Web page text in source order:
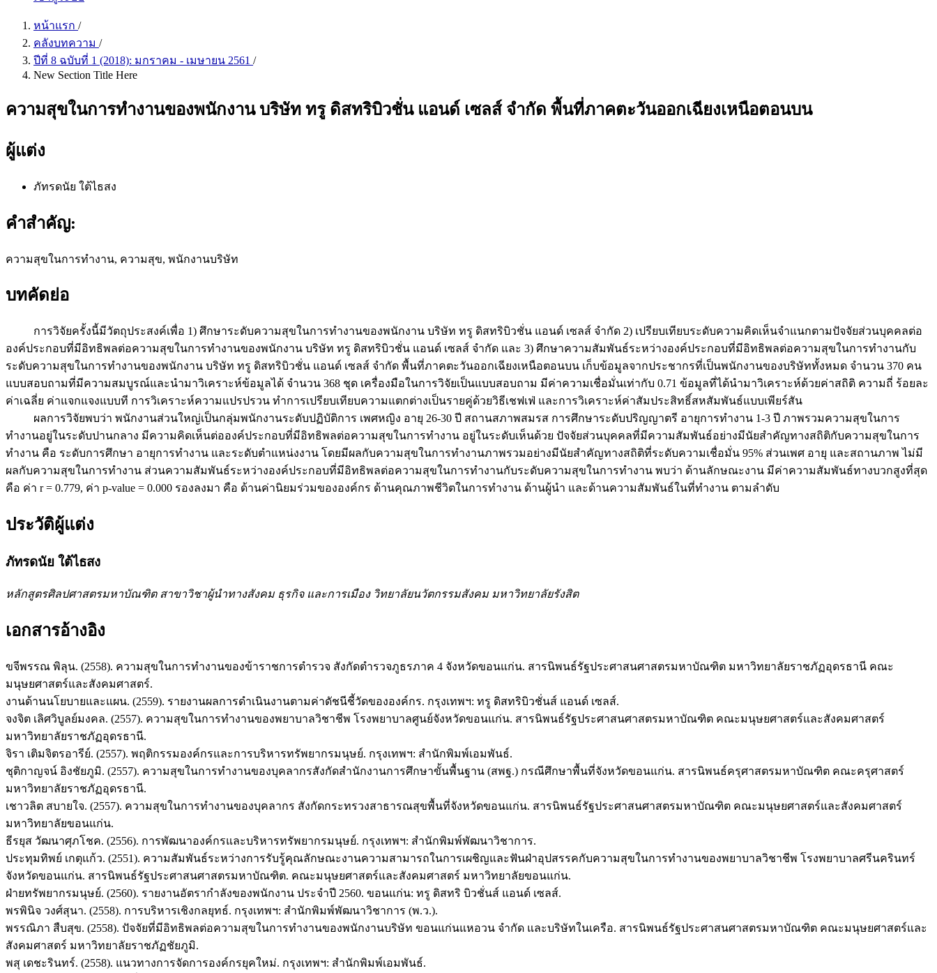
หน้าแรก /
คลังบทความ /
ปีที่ 8 ฉบับที่ 1 (2018): มกราคม - เมษายน 2561 /
New Section Title Here
ความสุขในการทำงานของพนักงาน บริษัท ทรู ดิสทริบิวชั่น แอนด์ เซลส์ จำกัด พื้นที่ภาคตะวันออกเฉียงเหนือตอนบน
ผู้แต่ง
ภัทรดนัย ใต้ไธสง
คำสำคัญ:
ความสุขในการทำงาน, ความสุข, พนักงานบริษัท
บทคัดย่อ
การวิจัยครั้งนี้มีวัตถุประสงค์เพื่อ 1) ศึกษาระดับความสุขในการทำงานของพนักงาน บริษัท ทรู ดิสทริบิวชั่น แอนด์ เซลส์ จำกัด 2) เปรียบเทียบระดับความคิดเห็นจำแนกตามปัจจัยส่วนบุคคลต่อ
องค์ประกอบที่มีอิทธิพลต่อความสุขในการทำงานของพนักงาน บริษัท ทรู ดิสทริบิวชั่น แอนด์ เซลส์ จำกัด และ 3) ศึกษาความสัมพันธ์ระหว่างองค์ประกอบที่มีอิทธิพลต่อความสุขในการทำงานกับ
ระดับความสุขในการทำงานของพนักงาน บริษัท ทรู ดิสทริบิวชั่น แอนด์ เซลส์ จำกัด พื้นที่ภาคตะวันออกเฉียงเหนือตอนบน เก็บข้อมูลจากประชากรที่เป็นพนักงานของบริษัททั้งหมด จำนวน 370 คน
แบบสอบถามที่มีความสมบูรณ์และนำมาวิเคราะห์ข้อมูลได้ จำนวน 368 ชุด เครื่องมือในการวิจัยเป็นแบบสอบถาม มีค่าความเชื่อมั่นเท่ากับ 0.71 ข้อมูลที่ได้นำมาวิเคราะห์ด้วยค่าสถิติ ความถี่ ร้อยละ
ค่าเฉลี่ย ค่าแจกแจงแบบที การวิเคราะห์ความแปรปรวน ทำการเปรียบเทียบความแตกต่างเป็นรายคู่ด้วยวิธีเชฟเฟ่ และการวิเคราะห์ค่าสัมประสิทธิ์สหสัมพันธ์แบบเพียร์สัน
ผลการวิจัยพบว่า พนักงานส่วนใหญ่เป็นกลุ่มพนักงานระดับปฏิบัติการ เพศหญิง อายุ 26-30 ปี สถานสภาพสมรส การศึกษาระดับปริญญาตรี อายุการทำงาน 1-3 ปี ภาพรวมความสุขในการ
ทำงานอยู่ในระดับปานกลาง มีความคิดเห็นต่อองค์ประกอบที่มีอิทธิพลต่อความสุขในการทำงาน อยู่ในระดับเห็นด้วย ปัจจัยส่วนบุคคลที่มีความสัมพันธ์อย่างมีนัยสำคัญทางสถิติกับความสุขในการ
ทำงาน คือ ระดับการศึกษา อายุการทำงาน และระดับตำแหน่งงาน โดยมีผลกับความสุขในการทำงานภาพรวมอย่างมีนัยสำคัญทางสถิติที่ระดับความเชื่อมั่น 95% ส่วนเพศ อายุ และสถานภาพ ไม่มี
ผลกับความสุขในการทำงาน ส่วนความสัมพันธ์ระหว่างองค์ประกอบที่มีอิทธิพลต่อความสุขในการทำงานกับระดับความสุขในการทำงาน พบว่า ด้านลักษณะงาน มีค่าความสัมพันธ์ทางบวกสูงที่สุด
คือ ค่า r = 0.779, ค่า p-value = 0.000 รองลงมา คือ ด้านค่านิยมร่วมขององค์กร ด้านคุณภาพชีวิตในการทำงาน ด้านผู้นำ และด้านความสัมพันธ์ในที่ทำงาน ตามลำดับ
ประวัติผู้แต่ง
ภัทรดนัย ใต้ไธสง
หลักสูตรศิลปศาสตรมหาบัณฑิต สาขาวิชาผู้นำทางสังคม ธุรกิจ และการเมือง วิทยาลัยนวัตกรรมสังคม มหาวิทยาลัยรังสิต
เอกสารอ้างอิง
ขจีพรรณ พิลุน. (2558). ความสุขในการทำงานของข้าราชการตำรวจ สังกัดตำรวจภูธรภาค 4 จังหวัดขอนแก่น. สารนิพนธ์รัฐประศาสนศาสตรมหาบัณฑิต มหาวิทยาลัยราชภัฏอุดรธานี คณะ
มนุษยศาสตร์และสังคมศาสตร์.
งานด้านนโยบายและแผน. (2559). รายงานผลการดำเนินงานตามค่าดัชนีชี้วัดขององค์กร. กรุงเทพฯ: ทรู ดิสทริบิวชั่นส์ แอนด์ เซลส์.
จงจิต เลิศวิบูลย์มงคล. (2557). ความสุขในการทำงานของพยาบาลวิชาชีพ โรงพยาบาลศูนย์จังหวัดขอนแก่น. สารนิพนธ์รัฐประศาสนศาสตรมหาบัณฑิต คณะมนุษยศาสตร์และสังคมศาสตร์
มหาวิทยาลัยราชภัฏอุดรธานี.
จิรา เติมจิตรอารีย์. (2557). พฤติกรรมองค์กรและการบริหารทรัพยากรมนุษย์. กรุงเทพฯ: สำนักพิมพ์เอมพันธ์.
ชุติกาญจน์ อิงชัยภูมิ. (2557). ความสุขในการทำงานของบุคลากรสังกัดสำนักงานการศึกษาขั้นพื้นฐาน (สพฐ.) กรณีศึกษาพื้นที่จังหวัดขอนแก่น. สารนิพนธ์ครุศาสตรมหาบัณฑิต คณะครุศาสตร์
มหาวิทยาลัยราชภัฏอุดรธานี.
เชาวลิต สบายใจ. (2557). ความสุขในการทำงานของบุคลากร สังกัดกระทรวงสาธารณสุขพื้นที่จังหวัดขอนแก่น. สารนิพนธ์รัฐประศาสนศาสตรมหาบัณฑิต คณะมนุษยศาสตร์และสังคมศาสตร์
มหาวิทยาลัยขอนแก่น.
ธีรยุส วัฒนาศุภโชค. (2556). การพัฒนาองค์กรและบริหารทรัพยากรมนุษย์. กรุงเทพฯ: สำนักพิมพ์พัฒนาวิชาการ.
ประทุมทิพย์ เกตุแก้ว. (2551). ความสัมพันธ์ระหว่างการรับรู้คุณลักษณะงานความสามารถในการเผชิญและฟันฝ่าอุปสรรคกับความสุขในการทำงานของพยาบาลวิชาชีพ โรงพยาบาลศรีนครินทร์
จังหวัดขอนแก่น. สารนิพนธ์รัฐประศาสนศาสตรมหาบัณฑิต. คณะมนุษยศาสตร์และสังคมศาสตร์ มหาวิทยาลัยขอนแก่น.
ฝ่ายทรัพยากรมนุษย์. (2560). รายงานอัตรากำลังของพนักงาน ประจำปี 2560. ขอนแก่น: ทรู ดิสทริ บิวชั่นส์ แอนด์ เซลส์.
พรพินิจ วงศ์สุนา. (2558). การบริหารเชิงกลยุทธ์. กรุงเทพฯ: สำนักพิมพ์พัฒนาวิชาการ (พ.ว.).
พรรณิภา สืบสุข. (2558). ปัจจัยที่มีอิทธิพลต่อความสุขในการทำงานของพนักงานบริษัท ขอนแก่นแหอวน จำกัด และบริษัทในเครือ. สารนิพนธ์รัฐประศาสนศาสตรมหาบัณฑิต คณะมนุษยศาสตร์และ
สังคมศาสตร์ มหาวิทยาลัยราชภัฏชัยภูมิ.
พสุ เดชะรินทร์. (2558). แนวทางการจัดการองค์กรยุคใหม่. กรุงเทพฯ: สำนักพิมพ์เอมพันธ์.